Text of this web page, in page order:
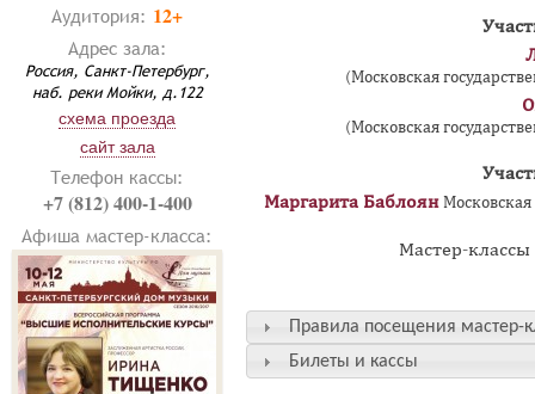
Аудитория: 12+
Адрес зала:
Россия, Санкт-Петербург,
наб. реки Мойки, д.122
схема проезда
сайт зала
Телефон кассы:
+7 (812) 400-1-400
Афиша мастер-класса:
(Московская
(Московская
Маргарита Баблоян Московская
Мастер-классы
Правила посещения мастер-
Билеты и кассы